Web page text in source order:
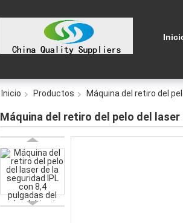
Inicio Productos Máquina del retiro del
Máquina del retiro del pelo del